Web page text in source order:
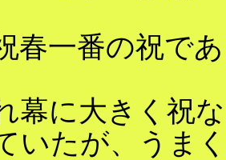
春一番の祝で
幕に大きく祝
いたが、うま